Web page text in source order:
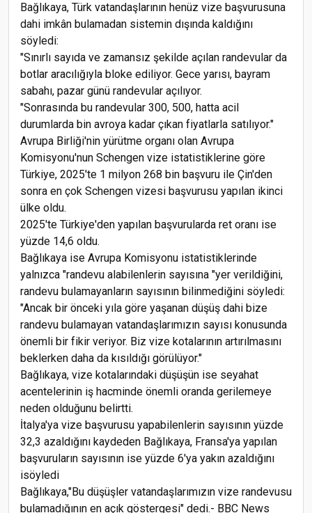
Bağlıkaya, Türk vatandaşlarının henüz vize başvurusuna
dahi imkân bulamadan sistemin dışında kaldığını
söyledi:
"Sınırlı sayıda ve zamansız şekilde açılan randevular da
botlar aracılığıyla bloke ediliyor. Gece yarısı, bayram
sabahı, pazar günü randevular açılıyor.
"Sonrasında bu randevular 300, 500, hatta acil
durumlarda bin avroya kadar çıkan fiyatlarla satılıyor."
Avrupa Birliği'nin yürütme organı olan Avrupa
Komisyonu'nun Schengen vize istatistiklerine göre
Türkiye, 2025'te 1 milyon 268 bin başvuru ile Çin'den
sonra en çok Schengen vizesi başvurusu yapılan ikinci
ülke oldu.
2025'te Türkiye'den yapılan başvurularda ret oranı ise
yüzde 14,6 oldu.
Bağlıkaya ise Avrupa Komisyonu istatistiklerinde
yalnızca "randevu alabilenlerin sayısına "yer verildiğini,
randevu bulamayanların sayısının bilinmediğini söyledi:
"Ancak bir önceki yıla göre yaşanan düşüş dahi bize
randevu bulamayan vatandaşlarımızın sayısı konusunda
önemli bir fikir veriyor. Biz vize kotalarının artırılmasını
beklerken daha da kısıldığı görülüyor."
Bağlıkaya, vize kotalarındaki düşüşün ise seyahat
acentelerinin iş hacminde önemli oranda gerilemeye
neden olduğunu belirtti.
İtalya'ya vize başvurusu yapabilenlerin sayısının yüzde
32,3 azaldığını kaydeden Bağlıkaya, Fransa'ya yapılan
başvuruların sayısının ise yüzde 6'ya yakın azaldığını
isöyledi
Bağlıkaya,"Bu düşüşler vatandaşlarımızın vize randevusu
bulamadığının en açık göstergesi" dedi.- BBC News